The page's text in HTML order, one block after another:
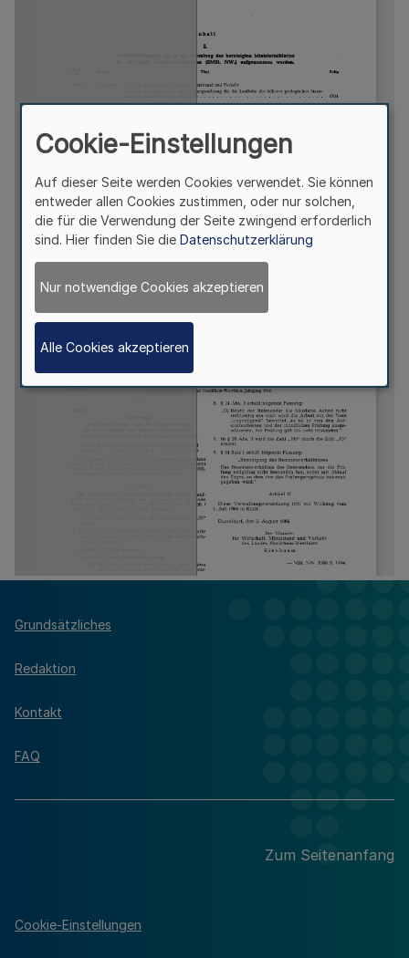
Grundsätzliches
Redaktion
Kontakt
FAQ
Zum Seitenanfang
Cookie-Einstellungen
Cookie-Einstellungen
Auf dieser Seite werden Cookies verwendet. Sie können
entweder allen Cookies zustimmen, oder nur solchen,
die für die Verwendung der Seite zwingend erforderlich
sind. Hier finden Sie die Datenschutzerklärung
Nur notwendige Cookies akzeptieren
Alle Cookies akzeptieren